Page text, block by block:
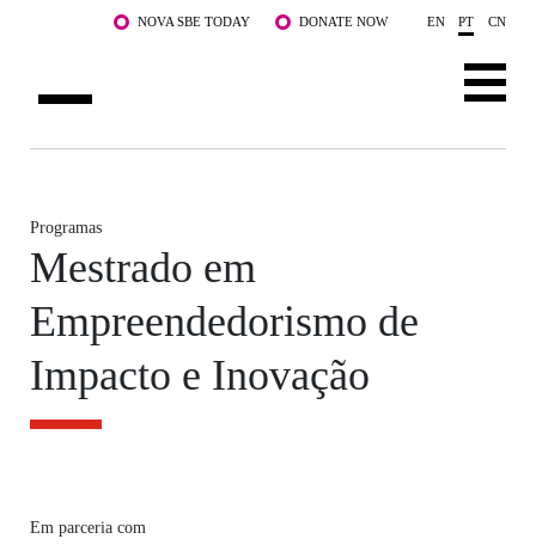
Saltar para o conteúdo principalNOVA SBE TODAY DONATE NOW EN PT CN
CURSOS
DOCENTES E INVESTIGAÇÃO
COMUNIDADE
LIFE AT NOVA SBE
Programas
Mestrado em
Empreendedorismo de
Impacto e Inovação
Em parceria com